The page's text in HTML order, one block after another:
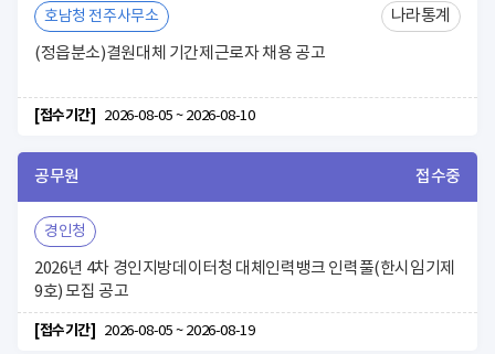
호남청 전주사무소
나라통계
(정읍분소)결원대체 기간제근로자 채용 공고
[접수기간] 2026-08-05 ~ 2026-08-10
공무원 접수중
경인청
2026년 4차 경인지방데이터청 대체인력뱅크 인력풀(한시임기제
9호) 모집 공고
[접수기간] 2026-08-05 ~ 2026-08-19